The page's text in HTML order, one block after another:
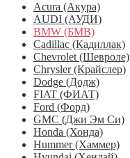
Acura (Акура)
AUDI (АУДИ)
BMW (БМВ)
Cadillac (Кадиллак)
Chevrolet (Шевроле)
Chrysler (Крайслер)
Dodge (Додж)
FIAT (ФИАТ)
Ford (Форд)
GMC (Джи Эм Си)
Honda (Хонда)
Hummer (Хаммер)